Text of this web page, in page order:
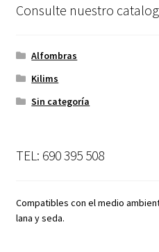
Consulte nuestro
Alfombras
Kilims
Sin categoría
TEL: 690 395 508
Compatibles con el medio
lana y seda.